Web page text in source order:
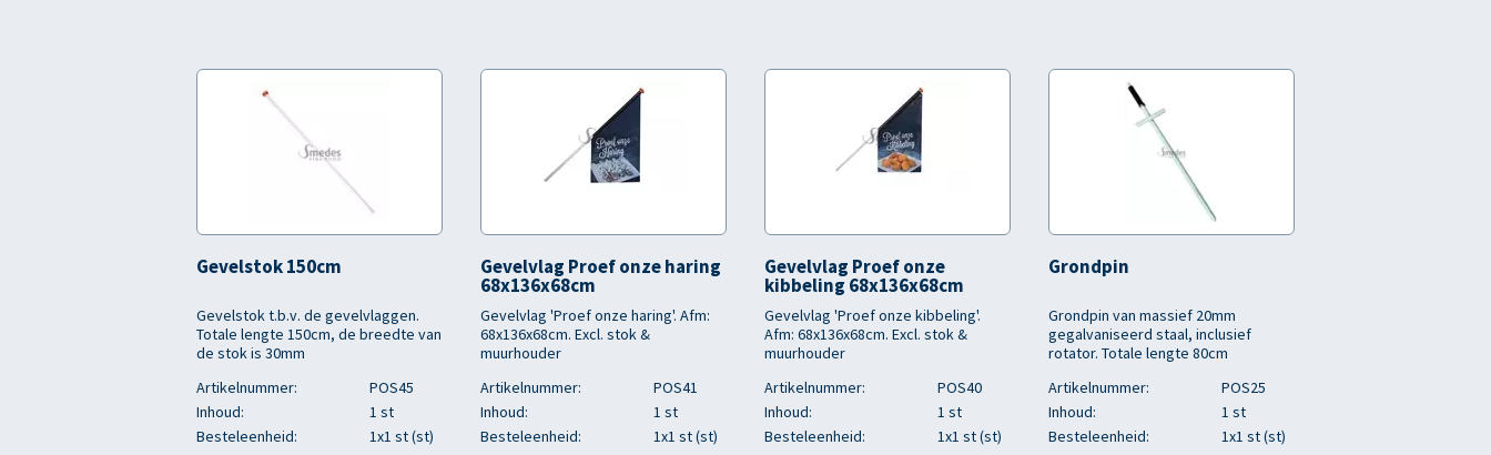
Gevelstok 150cm
Gevelstok t.b.v. de gevelvlaggen.
Totale lengte 150cm, de breedte van
de stok is 30mm
Artikelnummer:
POS45
Inhoud:
1 st
Besteleenheid:
1x1 st (st)
Gevelvlag Proef onze haring
68x136x68cm
Gevelvlag 'Proef onze haring'. Afm:
68x136x68cm. Excl. stok &
muurhouder
Artikelnummer:
POS41
Inhoud:
1 st
Besteleenheid:
1x1 st (st)
Gevelvlag Proef onze
kibbeling 68x136x68cm
Gevelvlag 'Proef onze kibbeling'.
Afm: 68x136x68cm. Excl. stok &
muurhouder
Artikelnummer:
POS40
Inhoud:
1 st
Besteleenheid:
1x1 st (st)
Grondpin
Grondpin van massief 20mm
gegalvaniseerd staal, inclusief
rotator. Totale lengte 80cm
Artikelnummer:
POS25
Inhoud:
1 st
Besteleenheid:
1x1 st (st)